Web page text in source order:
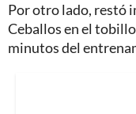
Por otro lado, restó
Ceballos en el
minutos del